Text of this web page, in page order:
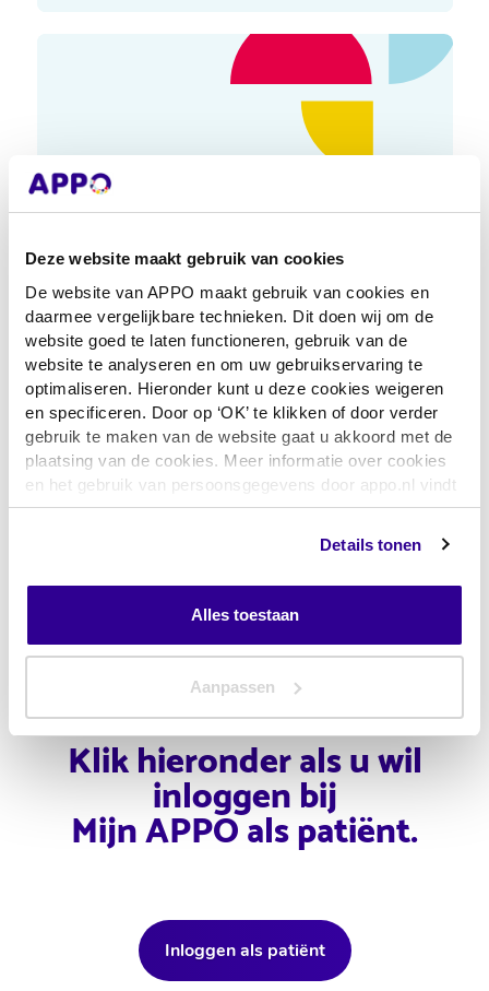
Deze website maakt gebruik van cookies
De website van APPO maakt gebruik van cookies en
daarmee vergelijkbare technieken. Dit doen wij om de
website goed te laten functioneren, gebruik van de
website te analyseren en om uw gebruikservaring te
optimaliseren. Hieronder kunt u deze cookies weigeren
en specificeren. Door op ‘OK’ te klikken of door verder
gebruik te maken van de website gaat u akkoord met de
plaatsing van de cookies. Meer informatie over cookies
en het gebruik van persoonsgegevens door appo.nl vindt
uhier
Details tonen
Alles toestaan
Aanpassen
Thuiszorgdepot
Log nu in en ervaar alle voordelen van het
nieuwe portaal.
Klik hieronder als u wil
inloggen bij
Mijn APPO als patiënt.
Inloggen als patiënt